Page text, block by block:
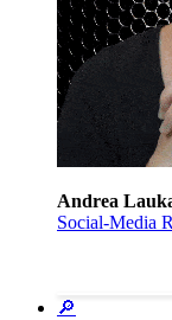
Andrea
Social-Media
🔎